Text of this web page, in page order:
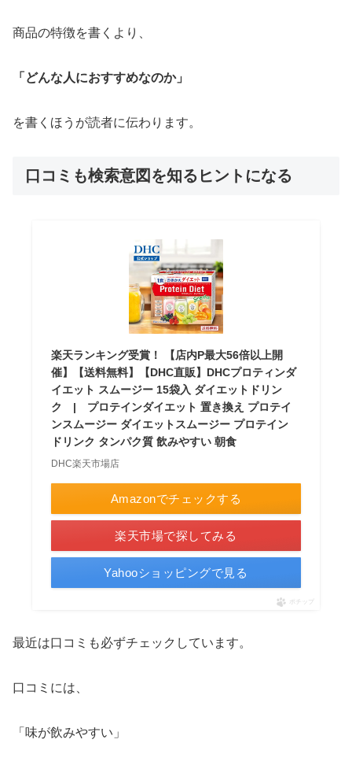
商品の特徴を書くより、
「どんな人におすすめなのか」
を書くほうが読者に伝わります。
口コミも検索意図を知るヒントになる
楽天ランキング受賞！ 【店内P最大56倍以上開
催】【送料無料】【DHC直販】DHCプロティンダ
イエット スムージー 15袋入 ダイエットドリン
ク | プロテインダイエット 置き換え プロテイ
ンスムージー ダイエットスムージー プロテイン
ドリンク タンパク質 飲みやすい 朝食
DHC楽天市場店
Amazonでチェックする
楽天市場で探してみる
Yahooショッピングで見る
ポチップ
最近は口コミも必ずチェックしています。
口コミには、
「味が飲みやすい」